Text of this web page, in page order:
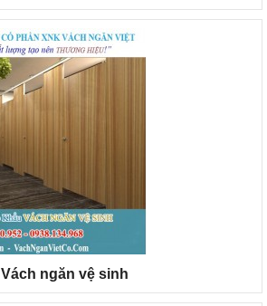
Vách ngăn vệ sinh